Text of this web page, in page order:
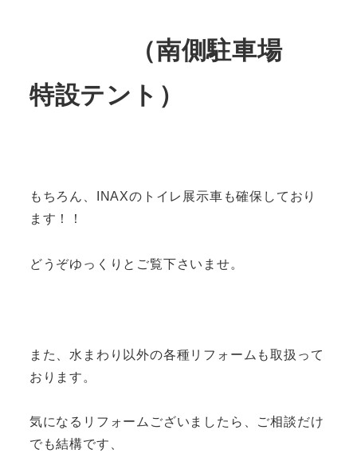
（南側駐車場
特設テント）
もちろん、INAXのトイレ展示車も確保しており
ます！！
どうぞゆっくりとご覧下さいませ。
また、水まわり以外の各種リフォームも取扱って
おります。
気になるリフォームございましたら、ご相談だけ
でも結構です、